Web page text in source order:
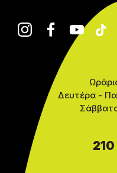
Ωράριο
Δευτέρα -